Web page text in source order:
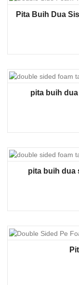
Pita Buih Dua
pita buih
pita buih dua